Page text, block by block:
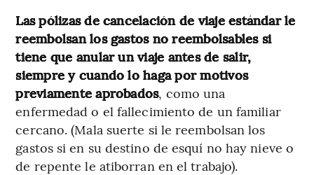
Las pólizas de cancelación de viaje estándar le
reembolsan los gastos no reembolsables si
tiene que anular un viaje antes de salir,
siempre y cuando lo haga por motivos
previamente aprobados, como una
enfermedad o el fallecimiento de un familiar
cercano. (Mala suerte si le reembolsan los
gastos si en su destino de esquí no hay nieve o
de repente le atiborran en el trabajo).